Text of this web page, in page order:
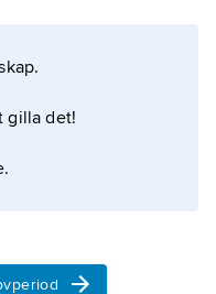
Exempel på
gilla det!